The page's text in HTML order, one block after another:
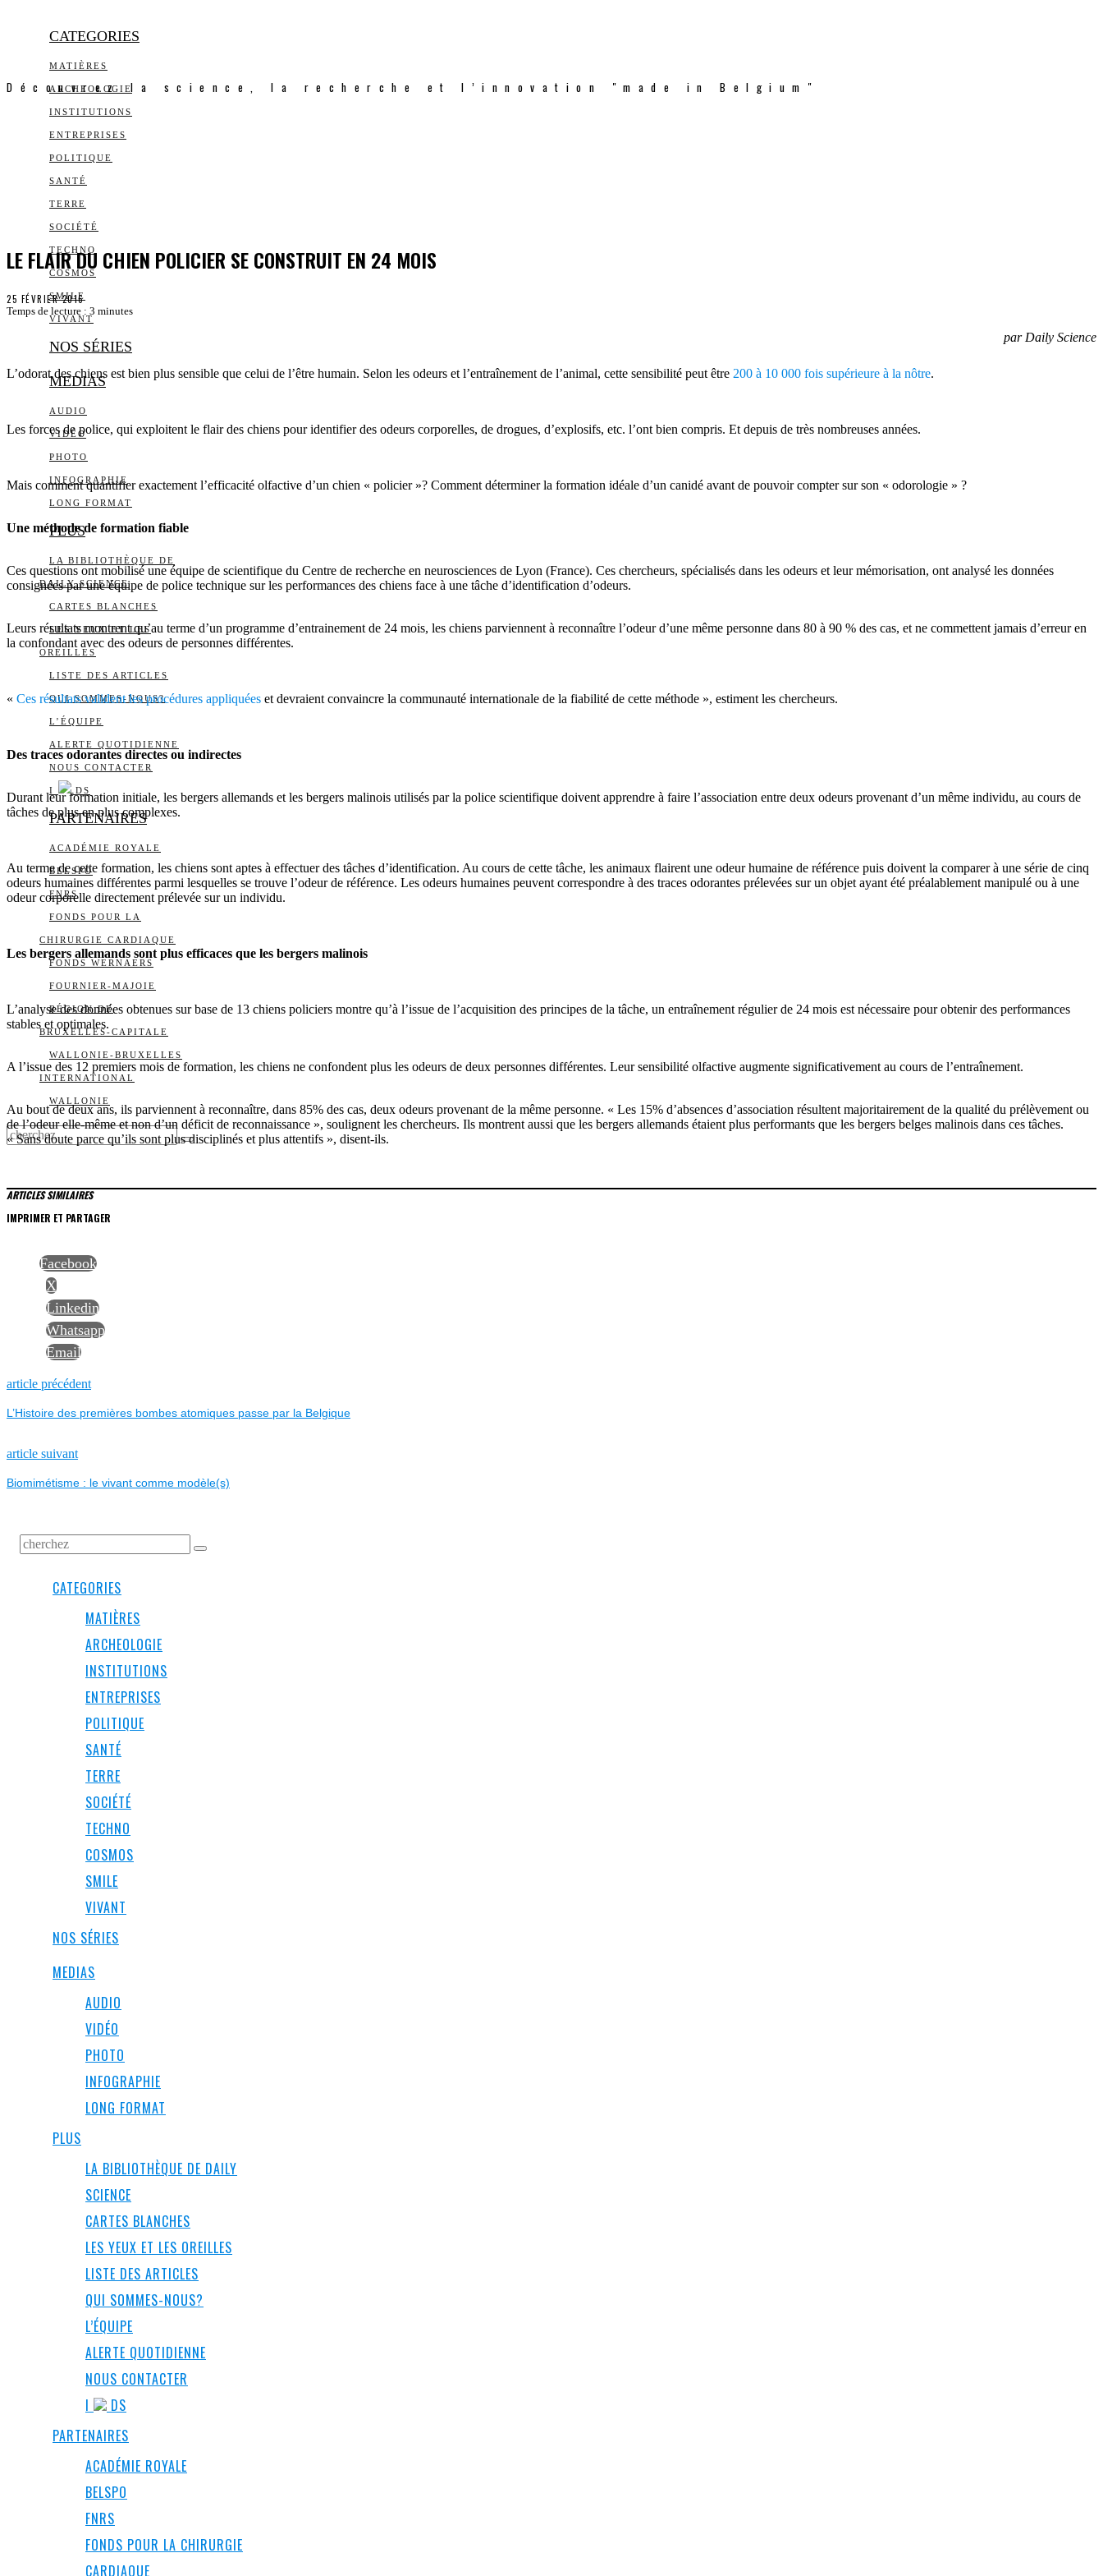
CATEGORIES
MATIÈRES
ARCHEOLOGIE
INSTITUTIONS
ENTREPRISES
POLITIQUE
SANTÉ
TERRE
SOCIÉTÉ
TECHNO
COSMOS
SMILE
VIVANT
NOS SÉRIES
MEDIAS
AUDIO
VIDÉO
PHOTO
INFOGRAPHIE
LONG FORMAT
PLUS
LA BIBLIOTHÈQUE DE
DAILY SCIENCE
CARTES BLANCHES
LES YEUX ET LES
OREILLES
LISTE DES ARTICLES
QUI SOMMES-NOUS?
L’ÉQUIPE
ALERTE QUOTIDIENNE
NOUS CONTACTER
I DS
PARTENAIRES
ACADÉMIE ROYALE
BELSPO
FNRS
FONDS POUR LA
CHIRURGIE CARDIAQUE
FONDS WERNAERS
FOURNIER-MAJOIE
RÉGION DE
BRUXELLES-CAPITALE
WALLONIE-BRUXELLES
INTERNATIONAL
WALLONIE
Découvrez la science, la recherche et l’innovation "made in Belgium"
LE FLAIR DU CHIEN POLICIER SE CONSTRUIT EN 24 MOIS
25 FÉVRIER 2016
Temps de lecture : 3 minutes
par Daily Science
L’odorat des chiens est bien plus sensible que celui de l’être humain. Selon les odeurs et l’entraînement de l’animal, cette sensibilité peut être 200 à 10 000 fois supérieure à la nôtre.
Les forces de police, qui exploitent le flair des chiens pour identifier des odeurs corporelles, de drogues, d’explosifs, etc. l’ont bien compris. Et depuis de très nombreuses années.
Mais comment quantifier exactement l’efficacité olfactive d’un chien « policier »? Comment déterminer la formation idéale d’un canidé avant de pouvoir compter sur son « odorologie » ?
Une méthode de formation fiable
Ces questions ont mobilisé une équipe de scientifique du Centre de recherche en neurosciences de Lyon (France). Ces chercheurs, spécialisés dans les odeurs et leur mémorisation, ont analysé les données
consignées par une équipe de police technique sur les performances des chiens face à une tâche d’identification d’odeurs.
Leurs résultats montrent qu’au terme d’un programme d’entrainement de 24 mois, les chiens parviennent à reconnaître l’odeur d’une même personne dans 80 à 90 % des cas, et ne commettent jamais d’erreur en
la confondant avec des odeurs de personnes différentes.
« Ces résultats valident les procédures appliquées et devraient convaincre la communauté internationale de la fiabilité de cette méthode », estiment les chercheurs.
Des traces odorantes directes ou indirectes
Durant leur formation initiale, les bergers allemands et les bergers malinois utilisés par la police scientifique doivent apprendre à faire l’association entre deux odeurs provenant d’un même individu, au cours de
tâches de plus en plus complexes.
Au terme de cette formation, les chiens sont aptes à effectuer des tâches d’identification. Au cours de cette tâche, les animaux flairent une odeur humaine de référence puis doivent la comparer à une série de cinq
odeurs humaines différentes parmi lesquelles se trouve l’odeur de référence. Les odeurs humaines peuvent correspondre à des traces odorantes prélevées sur un objet ayant été préalablement manipulé ou à une
odeur corporelle directement prélevée sur un individu.
Les bergers allemands sont plus efficaces que les bergers malinois
L’analyse des données obtenues sur base de 13 chiens policiers montre qu’à l’issue de l’acquisition des principes de la tâche, un entraînement régulier de 24 mois est nécessaire pour obtenir des performances
stables et optimales.
A l’issue des 12 premiers mois de formation, les chiens ne confondent plus les odeurs de deux personnes différentes. Leur sensibilité olfactive augmente significativement au cours de l’entraînement.
Au bout de deux ans, ils parviennent à reconnaître, dans 85% des cas, deux odeurs provenant de la même personne. « Les 15% d’absences d’association résultent majoritairement de la qualité du prélèvement ou
de l’odeur elle-même et non d’un déficit de reconnaissance », soulignent les chercheurs. Ils montrent aussi que les bergers allemands étaient plus performants que les bergers belges malinois dans ces tâches.
« Sans doute parce qu’ils sont plus disciplinés et plus attentifs », disent-ils.
ARTICLES SIMILAIRES
IMPRIMER ET PARTAGER
Facebook
X
Linkedin
Whatsapp
Email
NAVIGATION
DE
L’ARTICLE
article précédentPrevious
L’Histoire des premières bombes atomiques passe par la Belgique
article suivantNext
Biomimétisme : le vivant comme modèle(s)
CATEGORIES
MATIÈRES
ARCHEOLOGIE
INSTITUTIONS
ENTREPRISES
POLITIQUE
SANTÉ
TERRE
SOCIÉTÉ
TECHNO
COSMOS
SMILE
VIVANT
NOS SÉRIES
MEDIAS
AUDIO
VIDÉO
PHOTO
INFOGRAPHIE
LONG FORMAT
PLUS
LA BIBLIOTHÈQUE DE DAILY
SCIENCE
CARTES BLANCHES
LES YEUX ET LES OREILLES
LISTE DES ARTICLES
QUI SOMMES-NOUS?
L’ÉQUIPE
ALERTE QUOTIDIENNE
NOUS CONTACTER
I
DS
PARTENAIRES
ACADÉMIE ROYALE
BELSPO
FNRS
FONDS POUR LA CHIRURGIE
CARDIAQUE